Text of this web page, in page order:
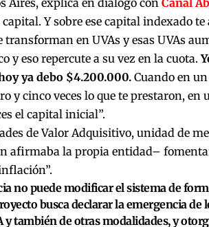
Y sobre ese capital indexado
transforman en UVAs y esas UVAs
y eso repercute a su vez en la cuota.
ya debo $4.200.000.Cuando en
y cinco veces lo que te prestaron,
el capital inicial”.
de Valor Adquisitivo, unidad de
afirmaba la propia entidad–
no puede modificar el sistema de
busca declarar la emergencia de
y también de otras modalidades, y